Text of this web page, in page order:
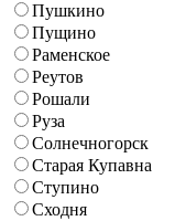
Пушкино
Пущино
Раменское
Реутов
Рошали
Руза
Солнечногорск
Старая Купавна
Ступино
Сходня